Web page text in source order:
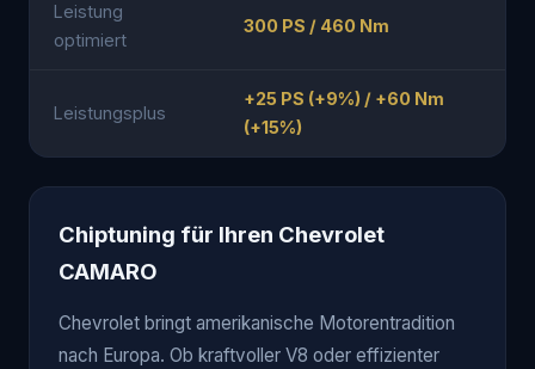
Leistung
optimiert
300 PS / 460 Nm
Leistungsplus
+25 PS (+9%) / +60 Nm
(+15%)
Chiptuning für Ihren Chevrolet
CAMARO
Chevrolet bringt amerikanische Motorentradition
nach Europa. Ob kraftvoller V8 oder effizienter